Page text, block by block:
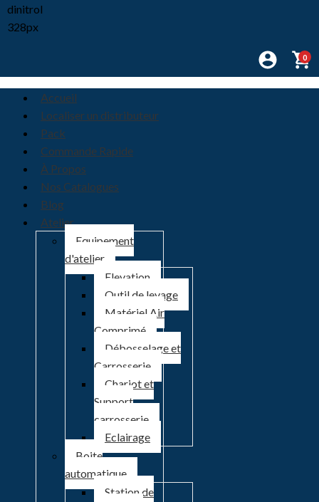
0
Accueil
Localiser un distributeur
Pack
Commande Rapide
À Propos
Nos Catalogues
Blog
Atelier
Equipement
d'atelier
Elevation
Outil de levage
Matériel Air
Comprimé
Débosselage et
Carrosserie
Chariot et
Support
carrosserie
Eclairage
Boite
automatique
Station de